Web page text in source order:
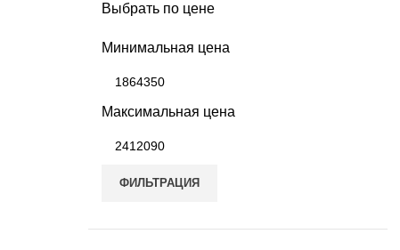
Выбрать по цене
Минимальная цена
Максимальная цена
ФИЛЬТРАЦИЯ